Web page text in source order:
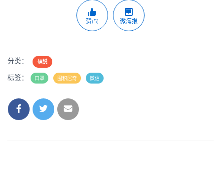
赞(5) 微海报
分类： 碩説
标签： 口罩 囤积居奇 微信